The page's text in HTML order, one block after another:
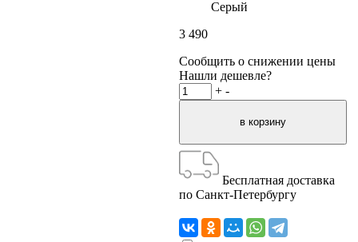
Серый
3 490
Сообщить о снижении цены
Нашли дешевле?
+ -
Бесплатная доставка
по Санкт-Петербургу